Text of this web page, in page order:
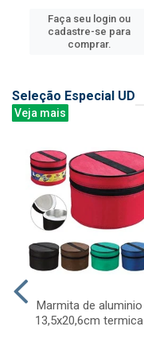
Faça seu login ou
cadastre-se para
comprar.
Seleção Especial UD
Veja mais
Marmita de aluminio
13,5x20,6cm termica